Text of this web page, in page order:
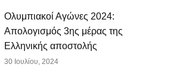
Ολυμπιακοί Αγώνες 2024:
Απολογισμός 3ης μέρας της
Ελληνικής αποστολής
30 Ιουλίου, 2024